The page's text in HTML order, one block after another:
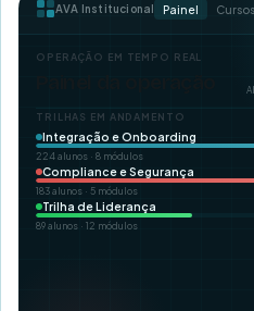
AVA Institucional Painel Cursos
OPERAÇÃO EM TEMPO REAL
TRILHAS EM ANDAMENTO
Integração e Onboarding
224 alunos · 8 módulos
Compliance e Segurança
183 alunos · 5 módulos
Trilha de Liderança
89 alunos · 12 módulos